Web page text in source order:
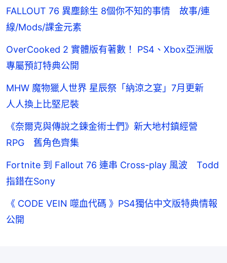
FALLOUT 76 異塵餘生 8個你不知的事情 故事/連
線/Mods/課金元素
OverCooked 2 實體版有著數！ PS4、Xbox亞洲版
專屬預訂特典公開
MHW 魔物獵人世界 星辰祭「納涼之宴」7月更新
人人換上比堅尼裝
《奈爾克與傳說之鍊金術士們》新大地村鎮經營
RPG 舊角色齊集
Fortnite 到 Fallout 76 連串 Cross-play 風波 Todd
指錯在Sony
《 CODE VEIN 噬血代碼 》PS4獨佔中文版特典情報
公開